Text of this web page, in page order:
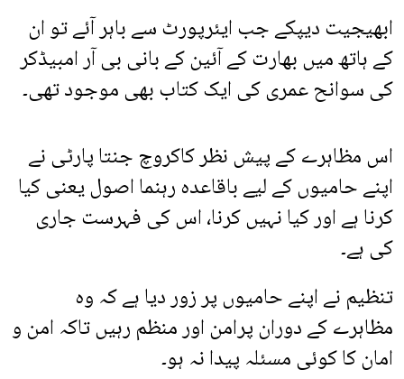
ابھیجیت دیپکے جب ایئرپورٹ سے باہر آئے تو ان
کے ہاتھ میں بھارت کے آئین کے بانی بی آر امبیڈکر
کی سوانح عمری کی ایک کتاب بھی موجود تھی۔
اس مظاہرے کے پیش نظر کاکروچ جنتا پارٹی نے
اپنے حامیوں کے لیے باقاعدہ رہنما اصول یعنی کیا
کرنا ہے اور کیا نہیں کرنا، اس کی فہرست جاری
کی ہے۔
تنظیم نے اپنے حامیوں پر زور دیا ہے کہ وہ
مظاہرے کے دوران پرامن اور منظم رہیں تاکہ امن و
امان کا کوئی مسئلہ پیدا نہ ہو۔